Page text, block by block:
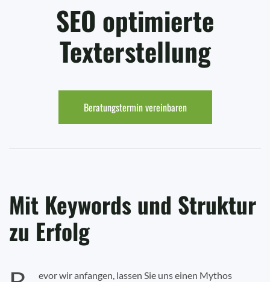
SEO optimierte
Texterstellung
Beratungstermin vereinbaren
Mit Keywords und Struktur
zu Erfolg
evor wir anfangen, lassen Sie uns einen Mythos